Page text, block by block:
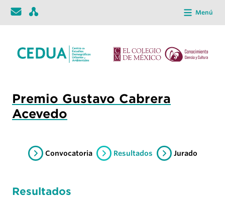
Menú
Premio Gustavo Cabrera
Acevedo
Convocatoria Resultados Jurado
Resultados